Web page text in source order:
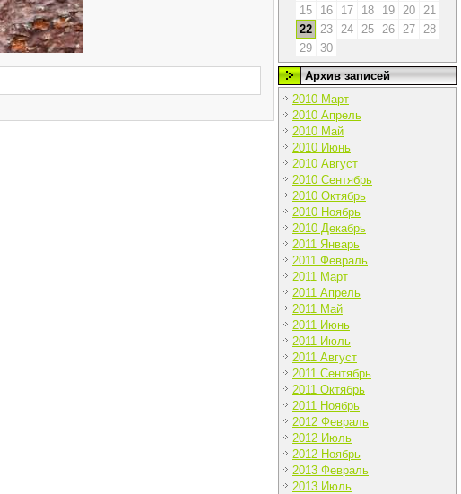
15
16 17 18 19 20
21
22
23 24 25 26 27
28
29
30
Архив записей
2010 Март
2010 Апрель
2010 Май
2010 Июнь
2010 Август
2010 Сентябрь
2010 Октябрь
2010 Ноябрь
2010 Декабрь
2011 Январь
2011 Февраль
2011 Март
2011 Апрель
2011 Май
2011 Июнь
2011 Июль
2011 Август
2011 Сентябрь
2011 Октябрь
2011 Ноябрь
2012 Февраль
2012 Июль
2012 Ноябрь
2013 Февраль
2013 Июль